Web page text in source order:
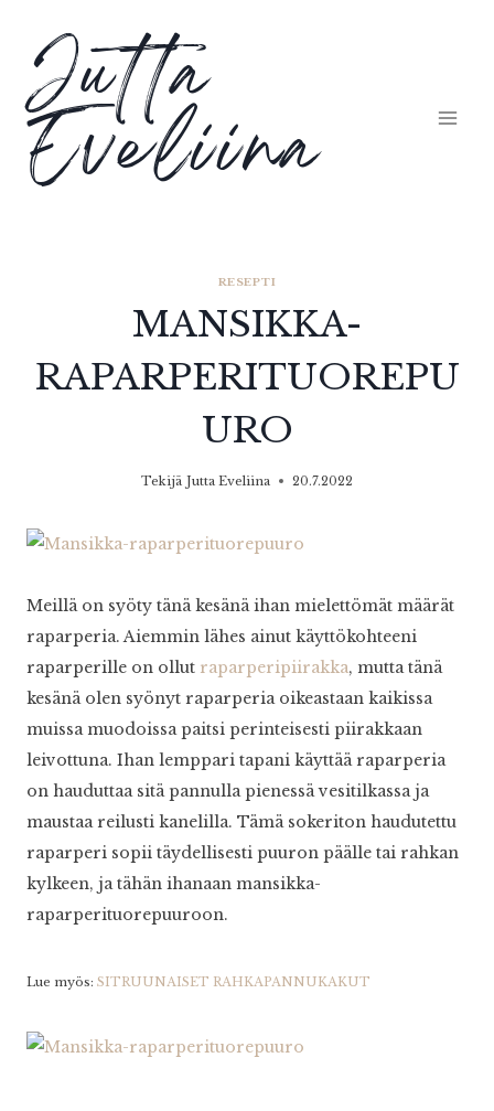
sisältöön
Jutta
Eveliina
RESEPTI
MANSIKKA-
RAPARPERITUOREPU
URO
Tekijä Jutta Eveliina 20.7.2022
Meillä on syöty tänä kesänä ihan mielettömät määrät
raparperia. Aiemmin lähes ainut käyttökohteeni
raparperille on ollut raparperipiirakka, mutta tänä
kesänä olen syönyt raparperia oikeastaan kaikissa
muissa muodoissa paitsi perinteisesti piirakkaan
leivottuna. Ihan lemppari tapani käyttää raparperia
on hauduttaa sitä pannulla pienessä vesitilkassa ja
maustaa reilusti kanelilla. Tämä sokeriton haudutettu
raparperi sopii täydellisesti puuron päälle tai rahkan
kylkeen, ja tähän ihanaan mansikka-
raparperituorepuuroon.
Lue myös: SITRUUNAISET RAHKAPANNUKAKUT